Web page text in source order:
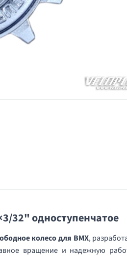
32" одноступенчатое
колесо для BMX,
вращение и надежную